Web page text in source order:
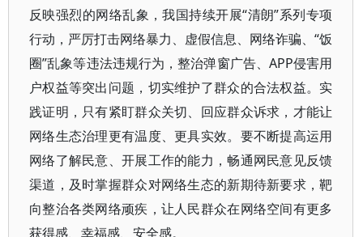
反映强烈的网络乱象，我国持续开展“清朗”系列专项
行动，严厉打击网络暴力、虚假信息、网络诈骗、“饭
圈”乱象等违法违规行为，整治弹窗广告、APP侵害用
户权益等突出问题，切实维护了群众的合法权益。实
践证明，只有紧盯群众关切、回应群众诉求，才能让
网络生态治理更有温度、更具实效。要不断提高运用
网络了解民意、开展工作的能力，畅通网民意见反馈
渠道，及时掌握群众对网络生态的新期待新要求，靶
向整治各类网络顽疾，让人民群众在网络空间有更多
获得感、幸福感、安全感。